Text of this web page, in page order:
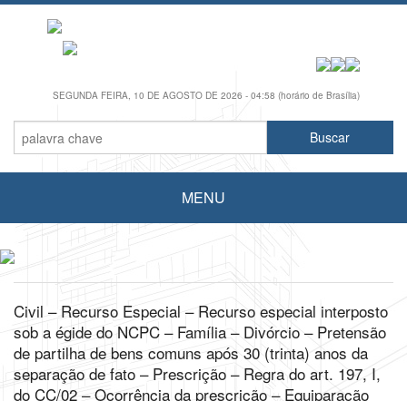
SEGUNDA FEIRA, 10 DE AGOSTO DE 2026 - 04:58 (horário de Brasília)
MENU
Civil – Recurso Especial – Recurso especial interposto
sob a égide do NCPC – Família – Divórcio – Pretensão
de partilha de bens comuns após 30 (trinta) anos da
separação de fato – Prescrição – Regra do art. 197, I,
do CC/02 – Ocorrência da prescrição – Equiparação